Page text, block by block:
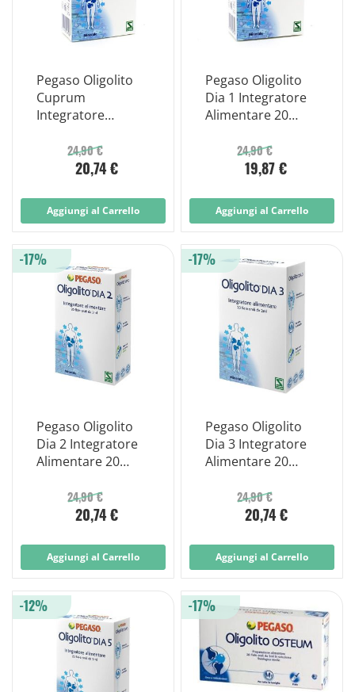
Pegaso Oligolito
Cuprum
Integratore
Fiale 2ml
24,90 €
20,74 €
Aggiungi al Carrello
Pegaso Oligolito
Dia 1 Integratore
Alimentare 20
24,90 €
19,87 €
Aggiungi al Carrello
Pegaso Oligolito
Dia 2 Integratore
Alimentare 20
24,90 €
20,74 €
-17%
Aggiungi al Carrello
Pegaso Oligolito
Dia 3 Integratore
Alimentare 20
24,90 €
20,74 €
-17%
Aggiungi al Carrello
-12% -17%